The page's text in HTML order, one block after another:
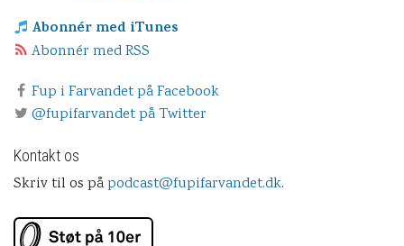
Abonnér med iTunes
Abonnér med RSS
Fup i Farvandet på Facebook
@fupifarvandet på Twitter
Kontakt os
Skriv til os påpodcast@fupifarvandet.dk.